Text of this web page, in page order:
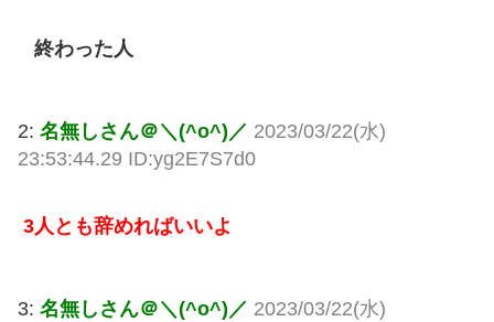
終わった人
2: 名無しさん＠＼(^o^)／ 2023/03/22(水)
23:53:44.29 ID:yg2E7S7d0
3人とも辞めればいいよ
3: 名無しさん＠＼(^o^)／ 2023/03/22(水)